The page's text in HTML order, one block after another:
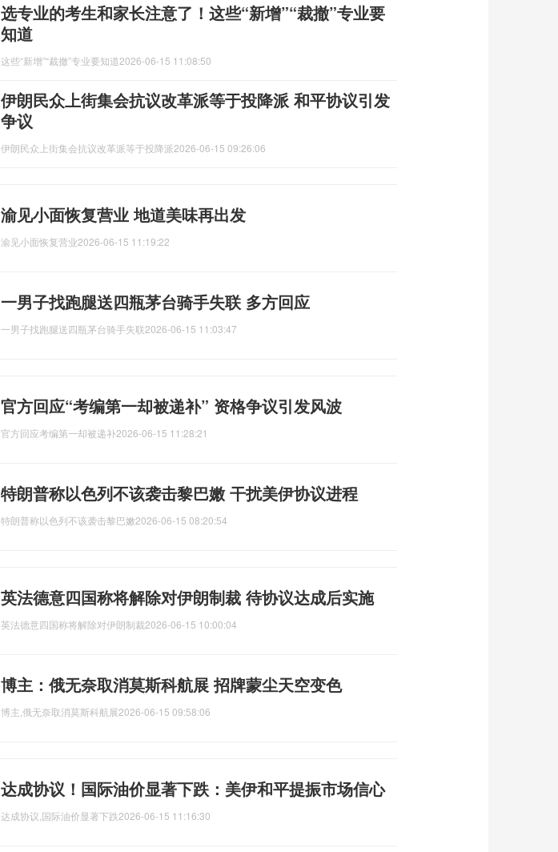
选专业的考生和家长注意了！这些“新增”“裁撤”专业要
知道
这些“新增”“裁撤”专业要知道2026-06-15 11:08:50
伊朗民众上街集会抗议改革派等于投降派 和平协议引发
争议
伊朗民众上街集会抗议改革派等于投降派2026-06-15 09:26:06
渝见小面恢复营业 地道美味再出发
渝见小面恢复营业2026-06-15 11:19:22
一男子找跑腿送四瓶茅台骑手失联 多方回应
一男子找跑腿送四瓶茅台骑手失联2026-06-15 11:03:47
官方回应“考编第一却被递补” 资格争议引发风波
官方回应考编第一却被递补2026-06-15 11:28:21
特朗普称以色列不该袭击黎巴嫩 干扰美伊协议进程
特朗普称以色列不该袭击黎巴嫩2026-06-15 08:20:54
英法德意四国称将解除对伊朗制裁 待协议达成后实施
英法德意四国称将解除对伊朗制裁2026-06-15 10:00:04
博主：俄无奈取消莫斯科航展 招牌蒙尘天空变色
博主,俄无奈取消莫斯科航展2026-06-15 09:58:06
达成协议！国际油价显著下跌：美伊和平提振市场信心
达成协议,国际油价显著下跌2026-06-15 11:16:30